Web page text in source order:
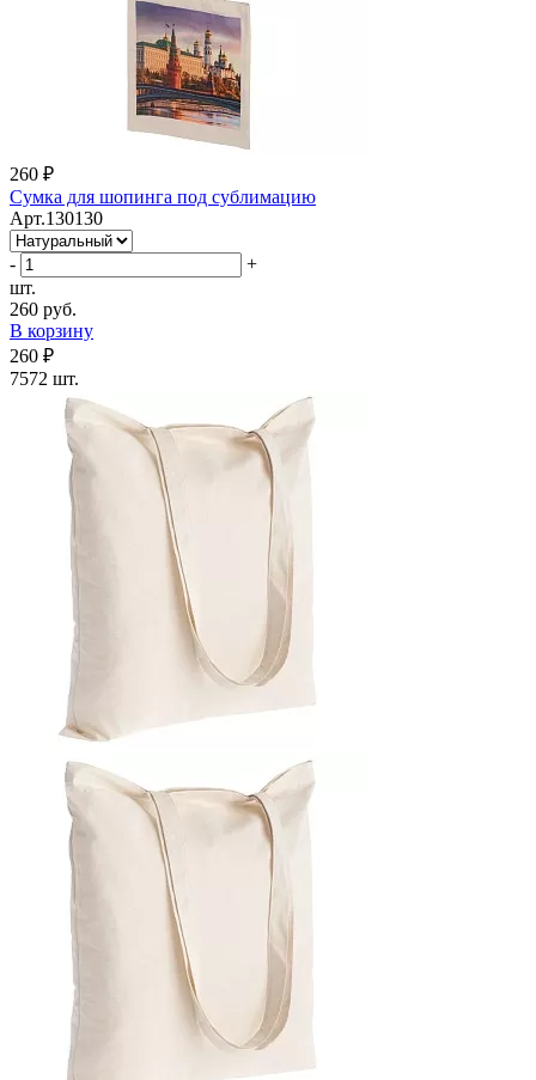
260 ₽
Сумка для шопинга под сублимацию
Арт.130130
-
+
шт.
260 руб.
В корзину
260 ₽
7572 шт.